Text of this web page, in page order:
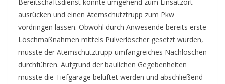
ausrücken und einen Atemschutztrupp zum Pkw
vordringen lassen. Obwohl durch Anwesende bereits erste
Löschmaßnahmen mittels Pulverlöscher gesetzt wurden,
musste der Atemschutztrupp umfangreiches Nachlöschen
durchführen. Aufgrund der baulichen Gegebenheiten
musste die Tiefgarage belüftet werden und abschließend